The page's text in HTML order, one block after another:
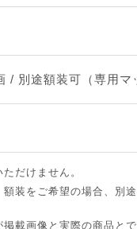
/ 別途額装可（専用マ
だけません。
装をご希望の場合、別
載画像と実際の商品と